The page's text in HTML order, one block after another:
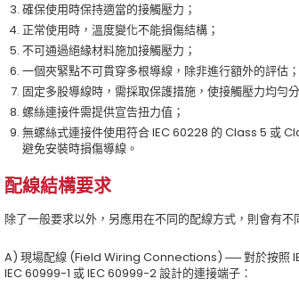
確保使用時保持適當的接觸壓力；
正常使用時，溫度變化不能損傷結構；
不可通過絕緣材料施加接觸壓力；
一個夾緊點不可貫穿多根導線，除非進行額外的評估；
固定多股導線時，需採取保護措施，使接觸壓力均勻分
螺絲連接件需提供宣告扭力值；
無螺絲式連接件使用符合 IEC 60228 的 Class 5 或
避免安裝時損傷導線。
配線結構要求
除了一般要求以外，另應用在不同的配線方式，則會有
A) 現場配線 (Field Wiring Connections) ── 對於按照
IEC 60999-1 或 IEC 60999-2 設計的連接端子：